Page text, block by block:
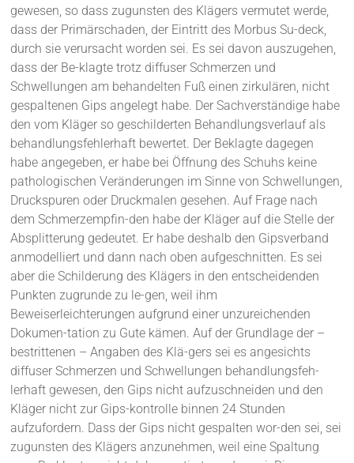
gewesen, so dass zugunsten des Klägers vermutet werde,
dass der Primärschaden, der Eintritt des Morbus Su-deck,
durch sie verursacht worden sei. Es sei davon auszugehen,
dass der Be-klagte trotz diffuser Schmerzen und
Schwellungen am behandelten Fuß einen zirkulären, nicht
gespaltenen Gips angelegt habe. Der Sachverständige habe
den vom Kläger so geschilderten Behandlungsverlauf als
behandlungsfehlerhaft bewertet. Der Beklagte dagegen
habe angegeben, er habe bei Öffnung des Schuhs keine
pathologischen Veränderungen im Sinne von Schwellungen,
Druckspuren oder Druckmalen gesehen. Auf Frage nach
dem Schmerzempfin-den habe der Kläger auf die Stelle der
Absplitterung gedeutet. Er habe deshalb den Gipsverband
anmodelliert und dann nach oben aufgeschnitten. Es sei
aber die Schilderung des Klägers in den entscheidenden
Punkten zugrunde zu le-gen, weil ihm
Beweiserleichterungen aufgrund einer unzureichenden
Dokumen-tation zu Gute kämen. Auf der Grundlage der –
bestrittenen – Angaben des Klä-gers sei es angesichts
diffuser Schmerzen und Schwellungen behandlungsfeh-
lerhaft gewesen, den Gips nicht aufzuschneiden und den
Kläger nicht zur Gips-kontrolle binnen 24 Stunden
aufzufordern. Dass der Gips nicht gespalten wor-den sei, sei
zugunsten des Klägers anzunehmen, weil eine Spaltung